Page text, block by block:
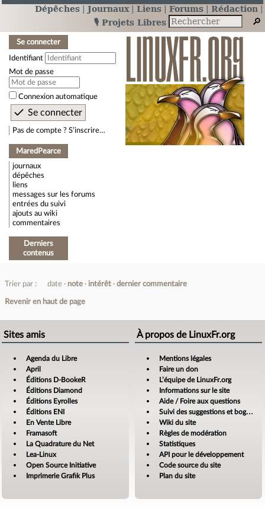
Dépêches Journaux Liens Forums
Rédaction
🎙️ Projets Libres
Se connecter
Identifiant
Mot de passe
Connexion automatique
Pas de compte ? S’inscrire…
MaredPearce
journaux
dépêches
liens
messages sur les forums
entrées du suivi
ajouts au wiki
commentaires
Derniers
contenus
Trier par : date note intérêt dernier commentaire
Revenir en haut de page
Sites amis
Agenda du Libre
April
Éditions D-BookeR
Éditions Diamond
Éditions Eyrolles
Éditions ENI
En Vente Libre
Framasoft
La Quadrature du Net
Lea-Linux
Open Source Initiative
Imprimerie Grafik Plus
À propos de LinuxFr.org
Mentions légales
Faire un don
L’équipe de LinuxFr.org
Informations sur le site
Aide / Foire aux questions
Suivi des suggestions et bogues
Wiki du site
Règles de modération
Statistiques
API pour le développement
Code source du site
Plan du site